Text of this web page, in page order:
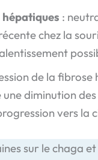
:
chez la
de la fibrose
diminution
vers la
sur le chaga